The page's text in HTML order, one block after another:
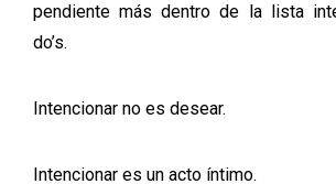
pendiente más dentro de la lista
do’s.
Intencionar no es desear.
Intencionar es un acto íntimo.